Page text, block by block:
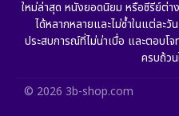
HBO GO
HBO Max
Healing
ใหม่ล่าสุด หนังยอดนิยม หรือซีรีย์ต่า
ได้หลากหลายและไม่ซ้ำในแต่ละ
ประสบการณ์ที่ไม่น่าเบื่อ และตอบโ
ครบถ้ว
© 2026 3b-shop.com